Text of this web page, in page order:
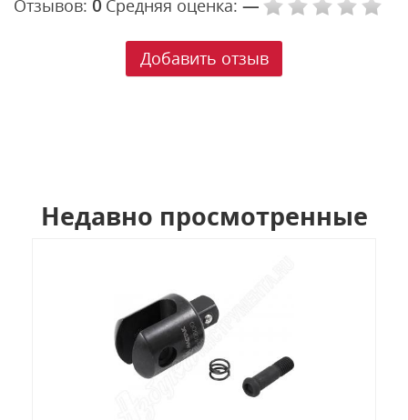
Отзывов: 0 Средняя оценка: —
Добавить отзыв
Недавно просмотренные